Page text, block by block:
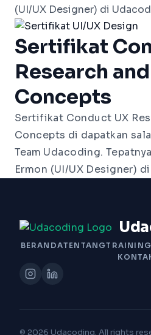
(UI/UX Designer) di
Sertifikat
Research
Concepts
Sertifikat Conduct UX
Concepts di dapatkan
Team Udacoding.
Ermon (UI/UX Designer)
BERANDATENTANGTRAINING
© 2026 Udacoding. All rights